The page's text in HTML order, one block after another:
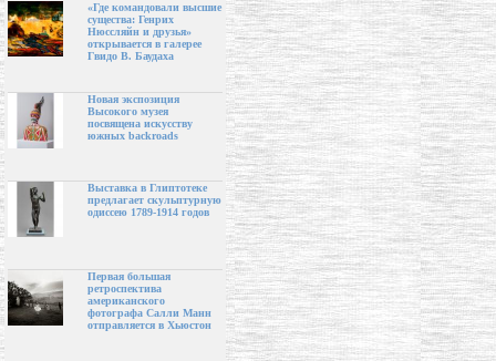
«Где командовали высшие
существа: Генрих
Нюссляйн и друзья»
открывается в галерее
Гвидо В. Баудаха
Новая экспозиция
Высокого музея
посвящена искусству
южных backroads
Выставка в Глиптотеке
предлагает скульптурную
одиссею 1789-1914 годов
Первая большая
ретроспектива
американского
фотографа Салли Манн
отправляется в Хьюстон